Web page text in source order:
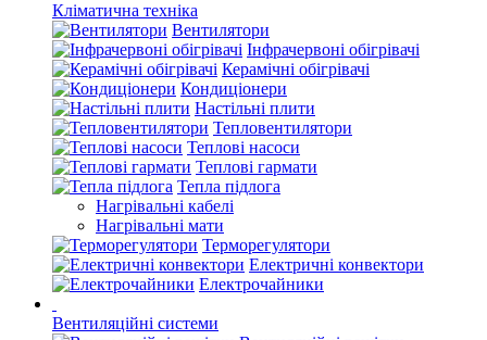
Кліматична техніка
Вентилятори
Інфрачервоні обігрівачі
Керамічні обігрівачі
Кондиціонери
Настільні плити
Тепловентилятори
Теплові насоси
Теплові гармати
Тепла підлога
Нагрівальні кабелі
Нагрівальні мати
Терморегулятори
Електричні конвектори
Електрочайники
Вентиляційні системи